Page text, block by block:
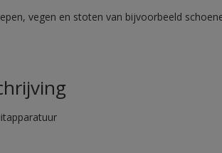
vegen en stoten van bijvoorbeeld